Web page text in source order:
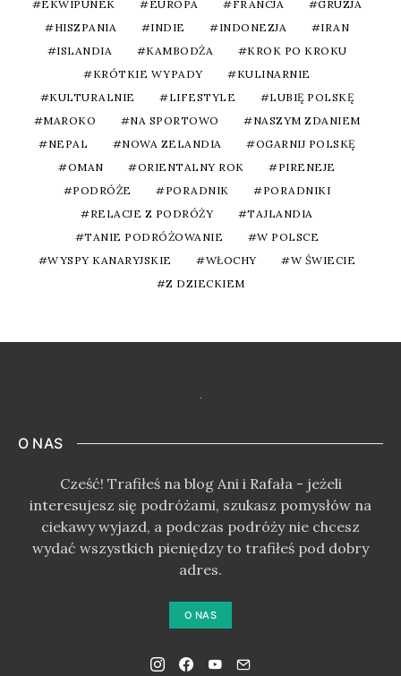
EKWIPUNEK
EUROPA FRANCJA
GRUZJA
HISZPANIA
INDIE INDONEZJA
IRAN
ISLANDIA
KAMBODŻA
KROK PO KROKU
KRÓTKIE WYPADY
KULINARNIE
KULTURALNIE
LIFESTYLE
LUBIĘ POLSKĘ
MAROKO
NA SPORTOWO
NASZYM ZDANIEM
NEPAL
NOWA ZELANDIA
OGARNIJ POLSKĘ
OMAN
ORIENTALNY ROK
PIRENEJE
PODRÓŻE
PORADNIK
PORADNIKI
RELACJE Z PODRÓŻY
TAJLANDIA
TANIE PODRÓŻOWANIE
W POLSCE
WYSPY KANARYJSKIE
WŁOCHY
W ŚWIECIE
Z DZIECKIEM
O NAS
Cześć! Trafiłeś na blog Ani i Rafała - jeżeli
interesujesz się podróżami, szukasz pomysłów na
ciekawy wyjazd, a podczas podróży nie chcesz
wydać wszystkich pieniędzy to trafiłeś pod dobry
adres.
O NAS